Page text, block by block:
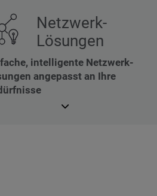
Netzwerk-
Lösungen
intelligente Netzwerk-
angepasst an Ihre